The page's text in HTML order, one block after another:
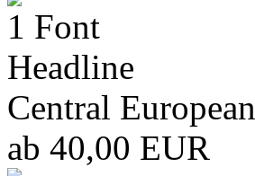
1 Font
Headline
Central European
ab 40,00 EUR